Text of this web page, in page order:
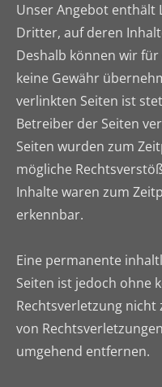
Unser Angebot enthält
Dritter, auf deren
Deshalb können wir
keine Gewähr
verlinkten Seiten ist
Betreiber der Seiten
Seiten wurden zum
mögliche
Inhalte waren zum
erkennbar.
Eine permanente
Seiten ist jedoch ohne
Rechtsverletzung
von
umgehend entfernen.